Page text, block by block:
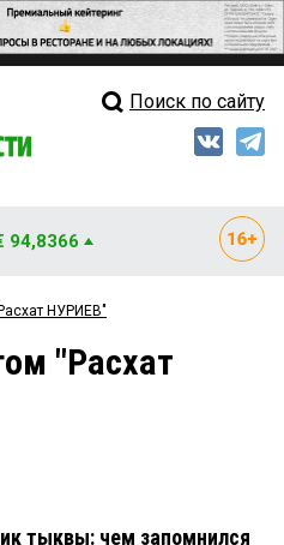
Свежий выпуск
Мнения
Рейтинги
Поиск по сайту
94,8366
НУРИЕВ"
"Расхат
тыквы: чем запомнился